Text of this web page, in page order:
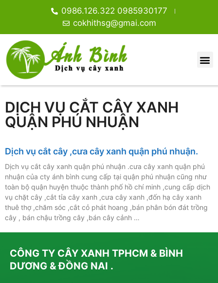
0986.126.322 0985930177
cokhithsg@gmai.com
DỊCH VỤ CẮT CÂY XANH
QUẬN PHÚ NHUẬN
Dịch vụ cắt cây ,cưa cây xanh quận phú nhuận.
Dịch vụ cắt cây xanh quận phú nhuận .cưa cây xanh quận phú
nhuận của cty ánh bình cung cấp tại quận phú nhuận cũng như
toàn bộ quận huyện thuộc thành phố hồ chí minh ,cung cấp dịch
vụ chặt cây ,cắt tỉa cây xanh ,cưa cây xanh ,đốn hạ cây xanh
thuê thợ ,chăm sóc ,cắt cỏ phát hoang ,bán phân bón đát trồng
cây , bán chậu trồng cây ,bán cây cảnh …
CÔNG TY CÂY XANH TPHCM & BÌNH
DƯƠNG & ĐỒNG NAI .